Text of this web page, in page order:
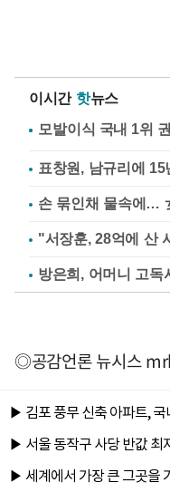
이시간 핫뉴스
표창원, 남규리에
손 묶인채 물속에…
"서장훈, 28억에 산
방은희, 어머니 고
◎공감언론 뉴시스